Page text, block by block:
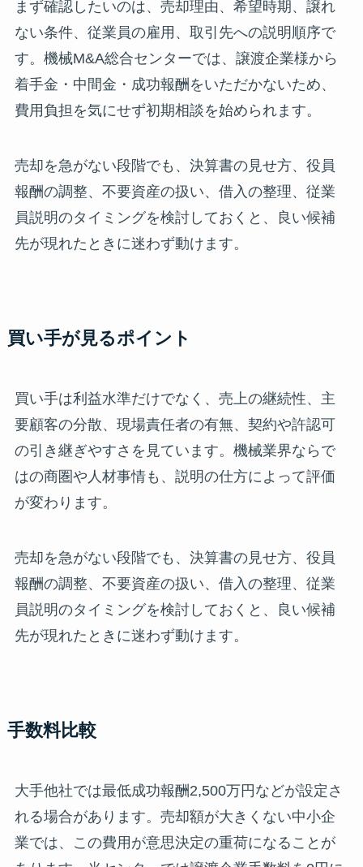
まず確認したいのは、売却理由、希望時期、譲れ
ない条件、従業員の雇用、取引先への説明順序で
す。機械M&A総合センターでは、譲渡企業様から
着手金・中間金・成功報酬をいただかないため、
費用負担を気にせず初期相談を始められます。
売却を急がない段階でも、決算書の見せ方、役員
報酬の調整、不要資産の扱い、借入の整理、従業
員説明のタイミングを検討しておくと、良い候補
先が現れたときに迷わず動けます。
買い手が見るポイント
買い手は利益水準だけでなく、売上の継続性、主
要顧客の分散、現場責任者の有無、契約や許認可
の引き継ぎやすさを見ています。機械業界ならで
はの商圏や人材事情も、説明の仕方によって評価
が変わります。
売却を急がない段階でも、決算書の見せ方、役員
報酬の調整、不要資産の扱い、借入の整理、従業
員説明のタイミングを検討しておくと、良い候補
先が現れたときに迷わず動けます。
手数料比較
大手他社では最低成功報酬2,500万円などが設定さ
れる場合があります。売却額が大きくない中小企
業では、この費用が意思決定の重荷になることが